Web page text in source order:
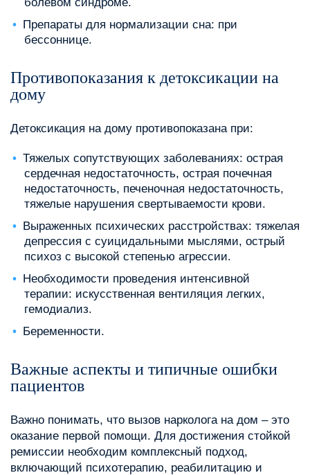
Препараты для нормализации сна: при
бессоннице.
Противопоказания к детоксикации на
дому
Детоксикация на дому противопоказана при:
Тяжелых сопутствующих заболеваниях: острая
сердечная недостаточность, острая почечная
недостаточность, печеночная недостаточность,
тяжелые нарушения свертываемости крови.
Выраженных психических расстройствах: тяжелая
депрессия с суицидальными мыслями, острый
психоз с высокой степенью агрессии.
Необходимости проведения интенсивной
терапии: искусственная вентиляция легких,
гемодиализ.
Беременности.
Важные аспекты и типичные ошибки
пациентов
Важно понимать, что вызов нарколога на дом – это
оказание первой помощи. Для достижения стойкой
ремиссии необходим комплексный подход,
включающий психотерапию, реабилитацию и